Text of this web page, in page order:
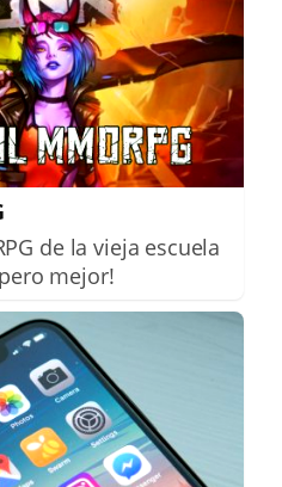
de la vieja escuela
mejor!